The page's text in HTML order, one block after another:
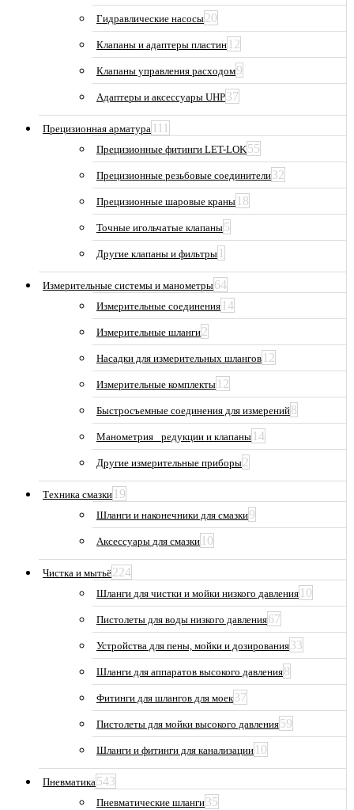
Гидравлические насосы20
Клапаны и адаптеры пластин 12
Клапаны управления расходом9
Адаптеры и аксессуары UHP37
Прецизионная арматура 111
Прецизионные фитинги LET-LOK55
Прецизионные резьбовые соединители32
Прецизионные шаровые краны 18
Точные игольчатые клапаны5
Другие клапаны и фильтры 1
Измерительные системы и манометры64
Измерительные соединения 14
Измерительные шланги2
Насадки для измерительных шлангов 12
Измерительные комплекты 12
Быстросъемные соединения для измерений8
Манометрия_ редукции и клапаны 14
Другие измерительные приборы2
Техника смазки 19
Шланги и наконечники для смазки9
Аксессуары для смазки 10
Чистка и мытьё224
Шланги для чистки и мойки низкого давления 10
Пистолеты для воды низкого давления67
Устройства для пены, мойки и дозирования33
Шланги для аппаратов высокого давления8
Фитинги для шлангов для моек37
Пистолеты для мойки высокого давления59
Шланги и фитинги для канализации 10
Пневматика543
Пневматические шланги35